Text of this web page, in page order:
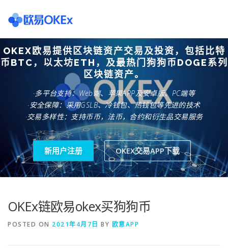
content
欧意交易所 关于欧意OKX 欧意APP下载 欧意注册网
欧意团队 欧意APP资讯 易欧APP下载
OKEX欧易提供区块链资产交易及投资，包括比特
币BTC，以太坊ETH，及最热门狗狗币DOGE系列
区块链资产。
·多平台支持：Web端、苹果APP及安卓版、PC端等
·安全保障：采用GSLB、冷钱包、热钱包等先进的技术
·交易多样性：支持币币，法币，合约和衍生品交易服务
新用户注册 OKEX交易APP下载
OKEx链欧易okex买狗狗币
POSTED ON 2021年4月7日 BY 欧意APP